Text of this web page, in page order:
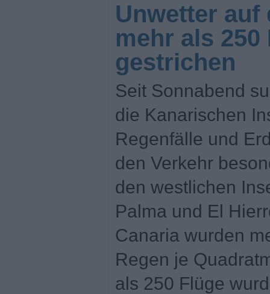
Unwetter auf
mehr als 250
gestrichen
Seit Sonnabend
die Kanarischen
Regenfälle und
den Verkehr
den westlichen
Palma und El
Canaria wurden
Regen je
als 250 Flüge